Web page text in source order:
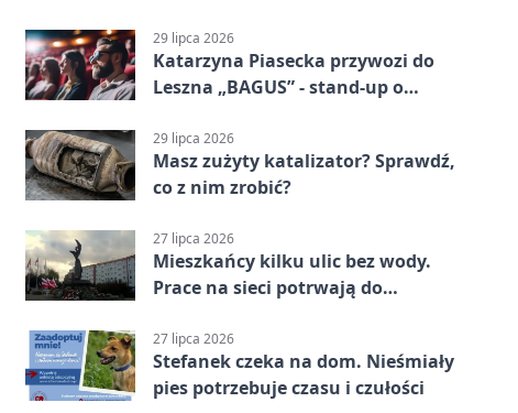
29 lipca 2026
Katarzyna Piasecka przywozi do
Leszna „BAGUS” - stand-up o
29 lipca 2026
Masz zużyty katalizator? Sprawdź,
co z nim zrobić?
27 lipca 2026
Mieszkańcy kilku ulic bez wody.
Prace na sieci potrwają do
27 lipca 2026
Stefanek czeka na dom. Nieśmiały
pies potrzebuje czasu i czułości